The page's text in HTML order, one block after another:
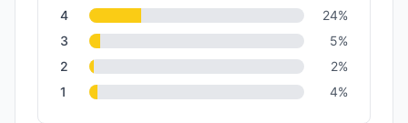
4
24%
3
5%
2
2%
1
4%